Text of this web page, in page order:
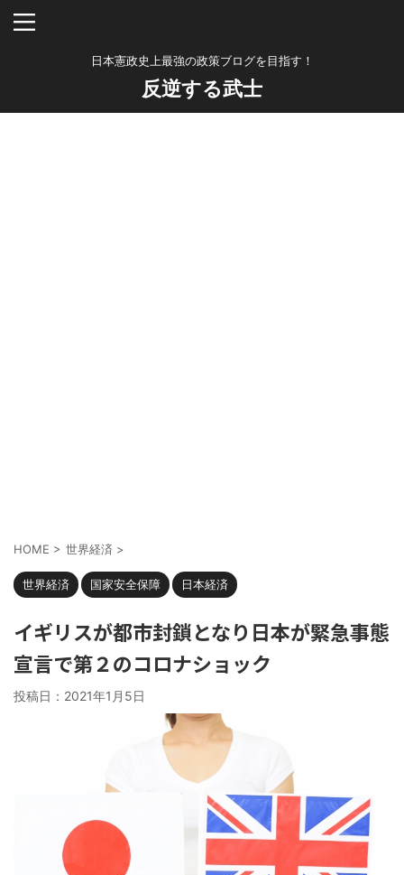
日本憲政史上最強の政策ブログを目指す！
反逆する武士
HOME > 世界経済 >
世界経済 国家安全保障 日本経済
イギリスが都市封鎖となり日本が緊急事態
宣言で第２のコロナショック
投稿日： 2021年1月5日